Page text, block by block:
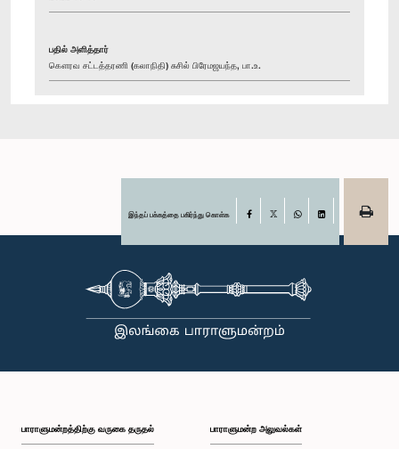
பதில் அளித்தார்
கௌரவ சட்டத்தரணி (கலாநிதி) சுசில் பிரேமஜயந்த, பா.உ.
இந்தப் பக்கத்தை பகிர்ந்து கொள்க Facebook
பாராளுமன்றத்திற்கு வருகை தருதல் பாராளுமன்ற அலுவல்கள்